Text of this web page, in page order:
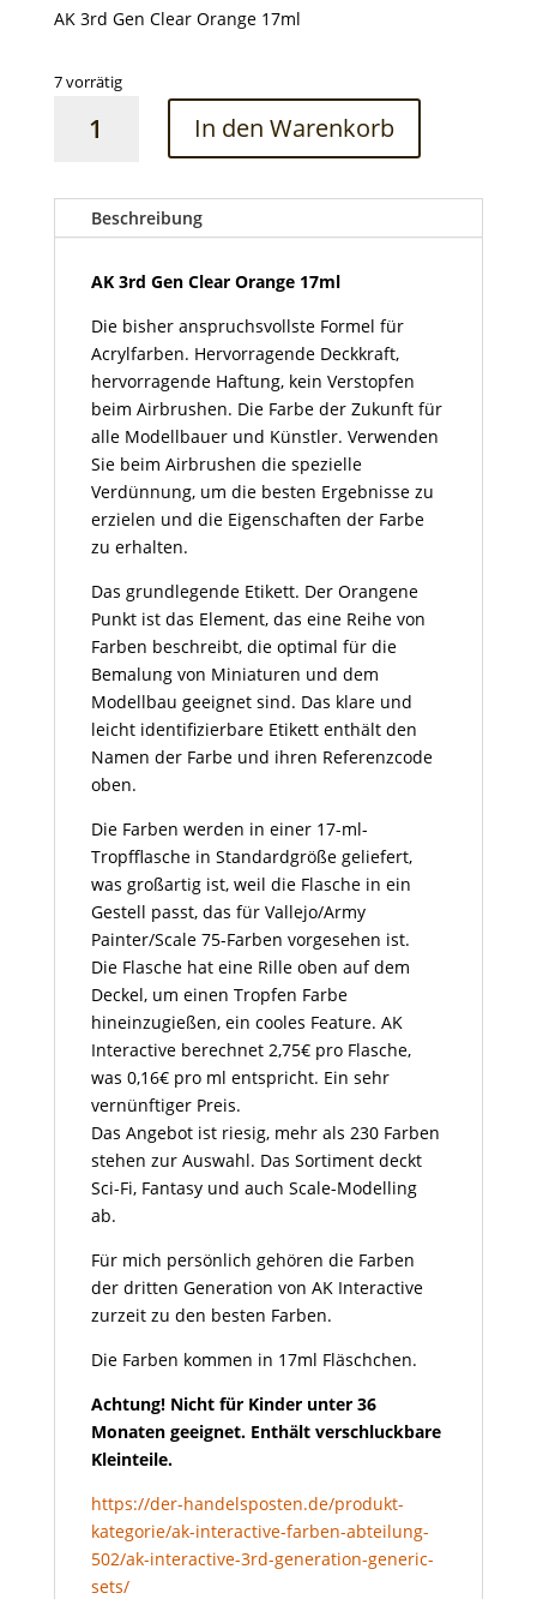
AK 3rd Gen Clear Orange 17ml
7 vorrätig
Orange
17ml
Menge
In den Warenkorb
Beschreibung
AK 3rd Gen Clear Orange 17ml
Die bisher anspruchsvollste Formel für
Acrylfarben. Hervorragende Deckkraft,
hervorragende Haftung, kein Verstopfen
beim Airbrushen. Die Farbe der Zukunft für
alle Modellbauer und Künstler. Verwenden
Sie beim Airbrushen die spezielle
Verdünnung, um die besten Ergebnisse zu
erzielen und die Eigenschaften der Farbe
zu erhalten.
Das grundlegende Etikett. Der Orangene
Punkt ist das Element, das eine Reihe von
Farben beschreibt, die optimal für die
Bemalung von Miniaturen und dem
Modellbau geeignet sind. Das klare und
leicht identifizierbare Etikett enthält den
Namen der Farbe und ihren Referenzcode
oben.
Die Farben werden in einer 17-ml-
Tropfflasche in Standardgröße geliefert,
was großartig ist, weil die Flasche in ein
Gestell passt, das für Vallejo/Army
Painter/Scale 75-Farben vorgesehen ist.
Die Flasche hat eine Rille oben auf dem
Deckel, um einen Tropfen Farbe
hineinzugießen, ein cooles Feature. AK
Interactive berechnet 2,75€ pro Flasche,
was 0,16€ pro ml entspricht. Ein sehr
vernünftiger Preis.
Das Angebot ist riesig, mehr als 230 Farben
stehen zur Auswahl. Das Sortiment deckt
Sci-Fi, Fantasy und auch Scale-Modelling
ab.
Für mich persönlich gehören die Farben
der dritten Generation von AK Interactive
zurzeit zu den besten Farben.
Die Farben kommen in 17ml Fläschchen.
Achtung! Nicht für Kinder unter 36
Monaten geeignet. Enthält verschluckbare
Kleinteile.
https://der-handelsposten.de/produkt-
kategorie/ak-interactive-farben-abteilung-
502/ak-interactive-3rd-generation-generic-
sets/